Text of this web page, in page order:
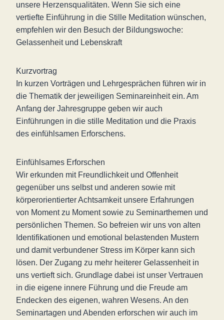
unsere Herzensqualitäten. Wenn Sie sich eine
vertiefte Einführung in die Stille Meditation wünschen,
empfehlen wir den Besuch der Bildungswoche:
Gelassenheit und Lebenskraft
Kurzvortrag
In kurzen Vorträgen und Lehrgesprächen führen wir in
die Thematik der jeweiligen Seminareinheit ein. Am
Anfang der Jahresgruppe geben wir auch
Einführungen in die stille Meditation und die Praxis
des einfühlsamen Erforschens.
Einfühlsames Erforschen
Wir erkunden mit Freundlichkeit und Offenheit
gegenüber uns selbst und anderen sowie mit
körperorientierter Achtsamkeit unsere Erfahrungen
von Moment zu Moment sowie zu Seminarthemen und
persönlichen Themen. So befreien wir uns von alten
Identifikationen und emotional belastenden Mustern
und damit verbundener Stress im Körper kann sich
lösen. Der Zugang zu mehr heiterer Gelassenheit in
uns vertieft sich. Grundlage dabei ist unser Vertrauen
in die eigene innere Führung und die Freude am
Endecken des eigenen, wahren Wesens. An den
Seminartagen und Abenden erforschen wir auch im